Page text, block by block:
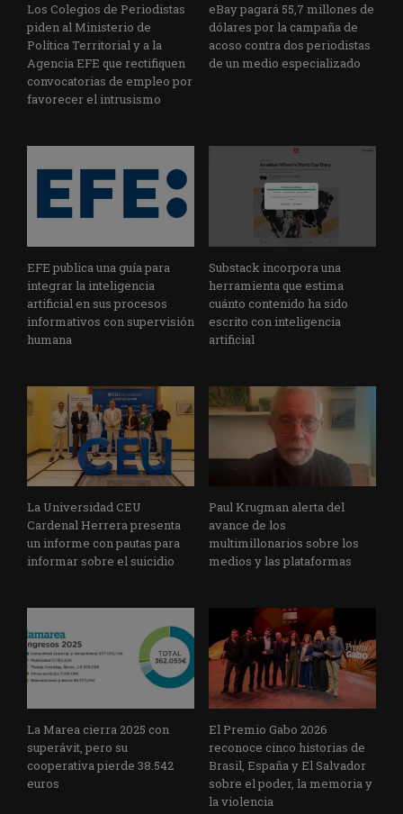
Los Colegios de Periodistas
piden al Ministerio de
Política Territorial y a la
Agencia EFE que rectifiquen
convocatorias de empleo por
favorecer el intrusismo
eBay pagará 55,7 millones de
dólares por la campaña de
acoso contra dos periodistas
de un medio especializado
EFE publica una guía para
integrar la inteligencia
artificial en sus procesos
informativos con supervisión
humana
Substack incorpora una
herramienta que estima
cuánto contenido ha sido
escrito con inteligencia
artificial
La Universidad CEU
Cardenal Herrera presenta
un informe con pautas para
informar sobre el suicidio
Paul Krugman alerta del
avance de los
multimillonarios sobre los
medios y las plataformas
La Marea cierra 2025 con
superávit, pero su
cooperativa pierde 38.542
euros
El Premio Gabo 2026
reconoce cinco historias de
Brasil, España y El Salvador
sobre el poder, la memoria y
la violencia